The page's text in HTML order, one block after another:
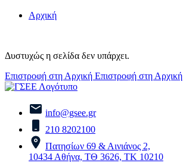
Αρχική
Δυστυχώς η σελίδα δεν υπάρχει.
Επιστροφή στη Αρχική Επιστροφή στη Αρχική
info@gsee.gr
210 8202100
Πατησίων 69 & Αινιάνος 2,
10434 Αθήνα, ΤΘ 3626, ΤΚ 10210